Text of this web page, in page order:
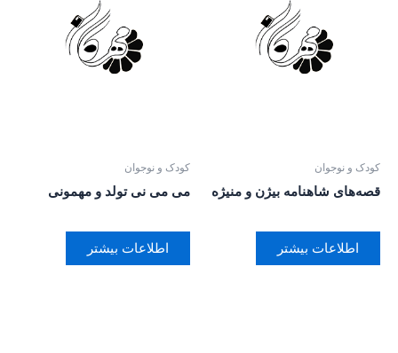
کودک و نوجوان
قصه‌های شاهنامه بیژن و منیژه
اطلاعات بیشتر
کودک و نوجوان
می می نی تولد و مهمونی
اطلاعات بیشتر